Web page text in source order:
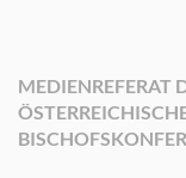
MEDIENREFERAT